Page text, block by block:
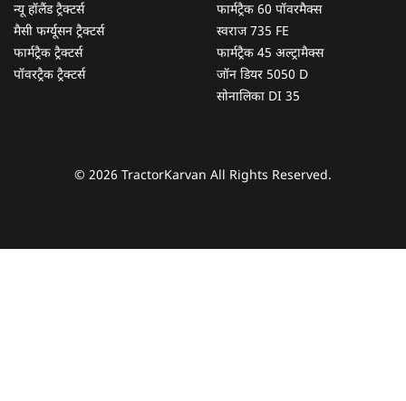
न्यू हॉलैंड ट्रैक्टर्स
मैसी फर्ग्यूसन ट्रैक्टर्स
फार्मट्रैक ट्रैक्टर्स
पॉवरट्रैक ट्रैक्टर्स
फार्मट्रैक 60 पॉवरमैक्स
स्वराज 735 FE
फार्मट्रैक 45 अल्ट्रामैक्स
जॉन डियर 5050 D
सोनालिका DI 35
© 2026 TractorKarvan All Rights Reserved.